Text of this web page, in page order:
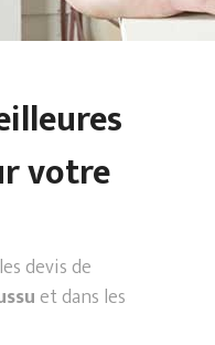
votre
les devis de
et dans les